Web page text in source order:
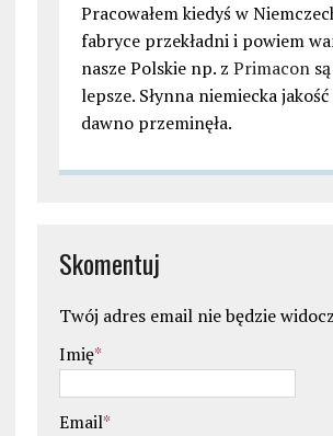
Pracowałem kiedyś w
fabryce przekładni i powiem
nasze Polskie np. z Primaconsą
lepsze. Słynna niemiecka
dawno przeminęła.
Skomentuj
Twój adres email nie będzie
Imię*
Email*